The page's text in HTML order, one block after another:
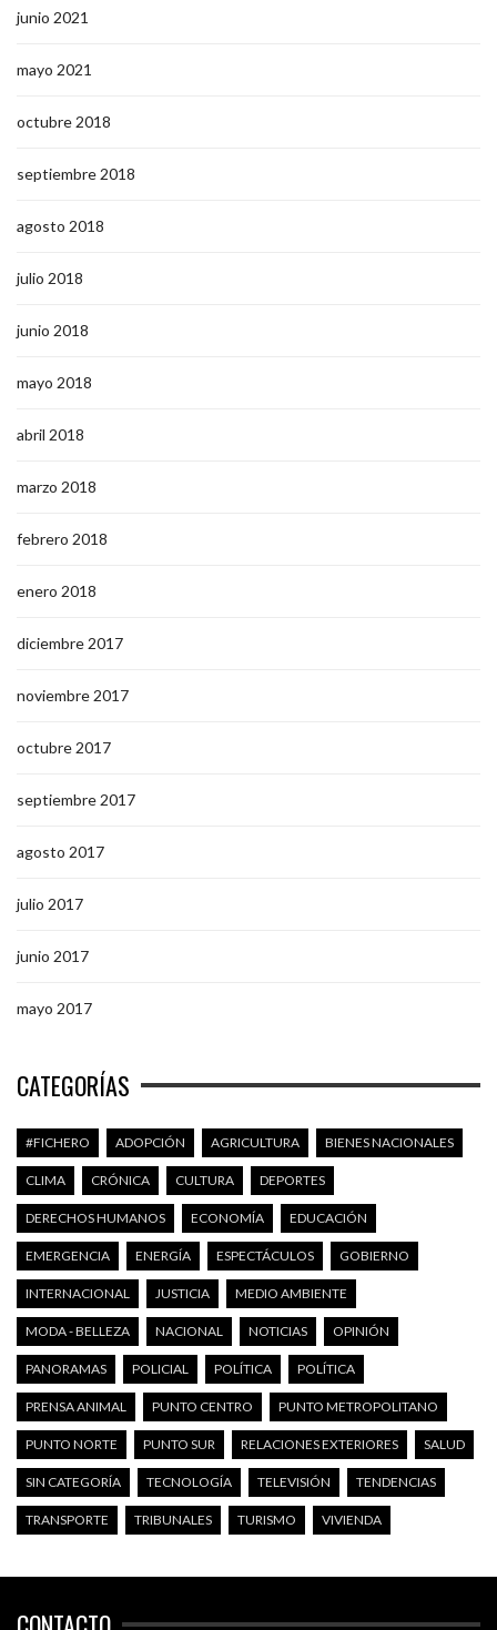
junio 2021
mayo 2021
octubre 2018
septiembre 2018
agosto 2018
julio 2018
junio 2018
mayo 2018
abril 2018
marzo 2018
febrero 2018
enero 2018
diciembre 2017
noviembre 2017
octubre 2017
septiembre 2017
agosto 2017
julio 2017
junio 2017
mayo 2017
CATEGORÍAS
#FICHERO ADOPCIÓN AGRICULTURA BIENES NACIONALES
CLIMA CRÓNICA CULTURA DEPORTES
DERECHOS HUMANOS ECONOMÍA EDUCACIÓN
EMERGENCIA ENERGÍA ESPECTÁCULOS GOBIERNO
INTERNACIONAL JUSTICIA MEDIO AMBIENTE
MODA - BELLEZA NACIONAL NOTICIAS OPINIÓN
PANORAMAS POLICIAL POLÍTICA POLÍTICA
PRENSA ANIMAL PUNTO CENTRO PUNTO METROPOLITANO
PUNTO NORTE PUNTO SUR RELACIONES EXTERIORES SALUD
SIN CATEGORÍA TECNOLOGÍA TELEVISIÓN TENDENCIAS
TRANSPORTE TRIBUNALES TURISMO VIVIENDA